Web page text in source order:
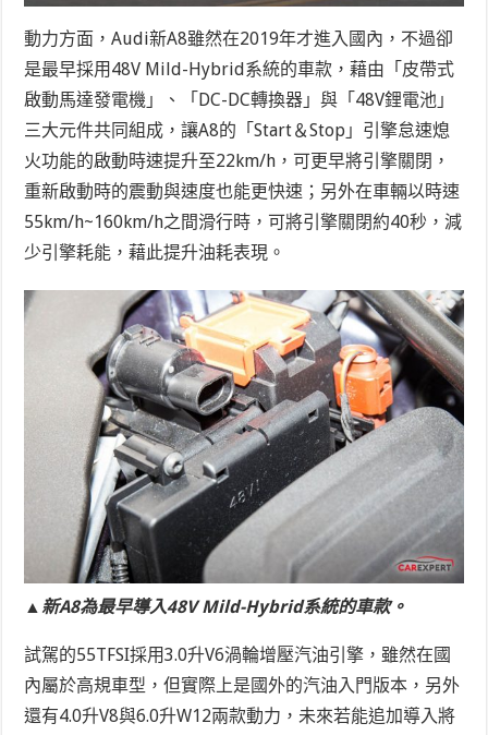
動力方面，Audi新A8雖然在2019年才進入國內，不過卻
是最早採用48V Mild-Hybrid系統的車款，藉由「皮帶式
啟動馬達發電機」、「DC-DC轉換器」與「48V鋰電池」
三大元件共同組成，讓A8的「Start＆Stop」引擎怠速熄
火功能的啟動時速提升至22km/h，可更早將引擎關閉，
重新啟動時的震動與速度也能更快速；另外在車輛以時速
55km/h~160km/h之間滑行時，可將引擎關閉約40秒，減
少引擎耗能，藉此提升油耗表現。
▲新A8為最早導入48V Mild-Hybrid系統的車款。
試駕的55TFSI採用3.0升V6渦輪增壓汽油引擎，雖然在國
內屬於高規車型，但實際上是國外的汽油入門版本，另外
還有4.0升V8與6.0升W12兩款動力，未來若能追加導入將